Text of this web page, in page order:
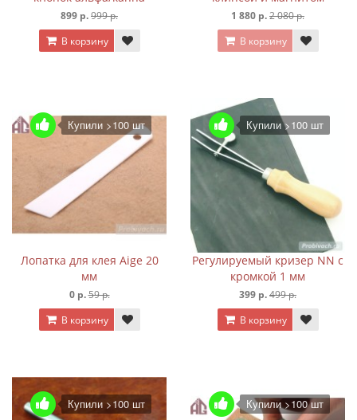
899 р.999 р.
В корзину
1 880 р.2 080 р.
В корзину
Купили >100 шт
Лопатка для клея Aige 20
мм
0 р.59 р.
В корзину
Купили >100 шт
Регулируемый кризер NN с
кромкой 1 мм
399 р.499 р.
В корзину
Купили >100 шт Купили >100 шт